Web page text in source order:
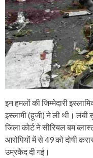
इन हमलों की जिम्मेदारी
इस्लामी (हूजी) ने ली थी। लंबी
जिला कोर्ट ने सीरियल बम
आरोपियों में से 49 को दोषी
उम्रकैद दी गई।